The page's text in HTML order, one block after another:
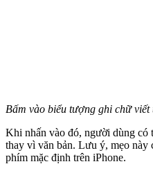
Bấm vào biểu tượng ghi chữ
Khi nhấn vào đó, người dùng có
thay vì văn bản. Lưu ý, mẹo này
phím mặc định trên iPhone.